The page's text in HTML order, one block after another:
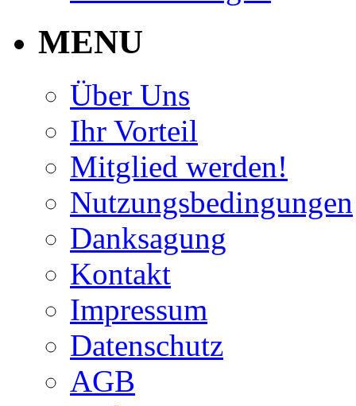
MENU
Über Uns
Ihr Vorteil
Mitglied werden!
Nutzungsbedingungen
Danksagung
Kontakt
Impressum
Datenschutz
AGB